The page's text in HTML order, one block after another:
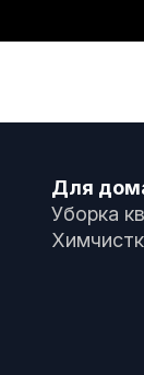
Для
Уборка